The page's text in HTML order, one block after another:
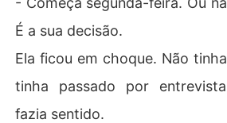
É a sua decisão.
Ela ficou em choque. Não
tinha passado por
fazia sentido.